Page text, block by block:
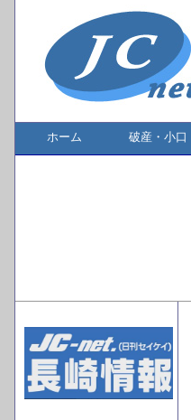
ホーム 破産・小口